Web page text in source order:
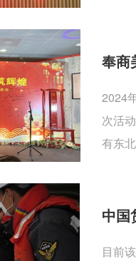
奉商
2024
次活
有东
中国
目前